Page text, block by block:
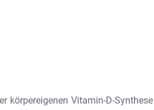
körpereigenen Vitamin-D-Synthese